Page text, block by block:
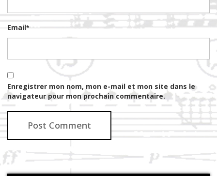
Email*
Enregistrer mon nom, mon e-mail et mon site dans le
navigateur pour mon prochain commentaire.